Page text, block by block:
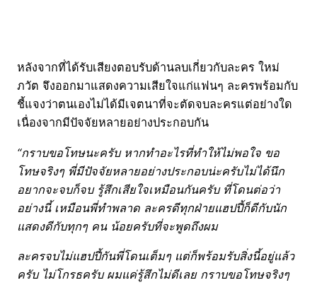
หลังจากที่ได้รับเสียงตอบรับด้านลบเกี่ยวกับละคร ใหม่
ภวัต จึงออกมาแสดงความเสียใจแก่แฟนๆ ละครพร้อมกับ
ชี้แจงว่าตนเองไม่ได้มีเจตนาที่จะตัดจบละครแต่อย่างใด
เนื่องจากมีปัจจัยหลายอย่างประกอบกัน
“กราบขอโทษนะครับ หากทำอะไรที่ทำให้ไม่พอใจ ขอ
โทษจริงๆ พี่มีปัจจัยหลายอย่างประกอบน่ะครับไม่ได้นึก
อยากจะจบก็จบ รู้สึกเสียใจเหมือนกันครับ ที่โดนต่อว่า
อย่างนี้ เหมือนพี่ทำพลาด ละครดีทุกฝ่ายแฮปปี้ก็ดีกับนัก
แสดงดีกับทุกๆ คน น้อยครับที่จะพูดถึงผม
ละครจบไม่แฮปปี้กันพี่โดนเต็มๆ แต่ก็พร้อมรับสิ่งนี้อยู่แล้ว
ครับ ไม่โกรธครับ ผมแค่รู้สึกไม่ดีเลย กราบขอโทษจริงๆ